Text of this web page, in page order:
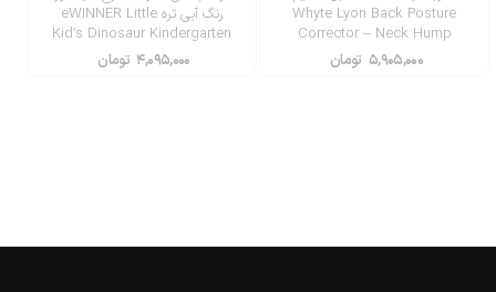
Whyte Lyon Back Posture
Corrector – Neck Hump
Corrector
۵,۹۰۵,۰۰۰ تومان
رنگ آبی تره eWINNER Little
Kid’s Dinosaur Kindergarten
School Backpack
۴,۰۹۵,۰۰۰ تومان